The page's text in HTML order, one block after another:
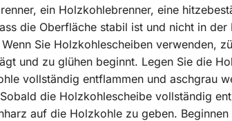
ein Holzkohlebrenner, eine
die Oberfläche stabil ist und nicht in
Wenn Sie Holzkohlescheiben verwenden,
und zu glühen beginnt. Legen Sie die
vollständig entflammen und aschgrau
Sobald die Holzkohlescheibe vollständig
auf die Holzkohle zu geben.